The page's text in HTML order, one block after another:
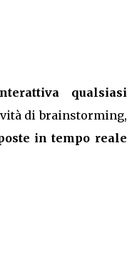
qualsiasi
di brainstorming,
in tempo reale